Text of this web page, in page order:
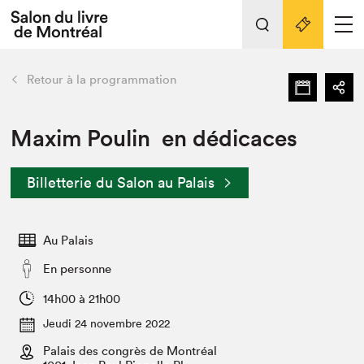
Espace médias
Espace exposant⋅e⋅s
Tout sur l'édition 2022
Actualités
Vidéos et Balados
Club de lecture Braindate
retour Nos activités
Édition 2022
Nous connaître
Projets partenaires 2022
Archives
Liens pratiques
Retour à la programmation
Maxim Poulin en dédicaces
Billetterie du Salon au Palais
Au Palais
En personne
14h00 à 21h00
Jeudi 24 novembre 2022
Palais des congrès de Montréal